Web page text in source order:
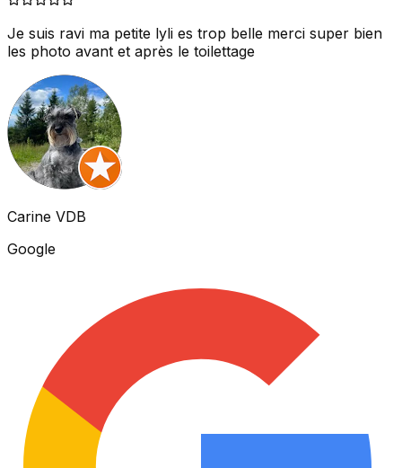
Je suis ravi ma petite lyli es trop belle merci super bien
les photo avant et après le toilettage
Carine VDB
Google